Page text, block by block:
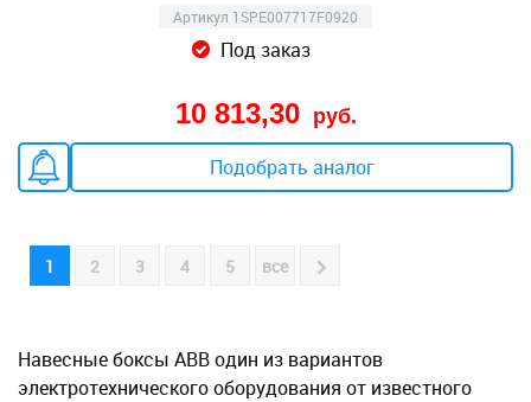
Артикул 1SPE007717F0920
Под заказ
10 813,30 руб.
Подобрать аналог
1 2 3 4 5 все
Навесные боксы ABB один из вариантов
электротехнического оборудования от известного